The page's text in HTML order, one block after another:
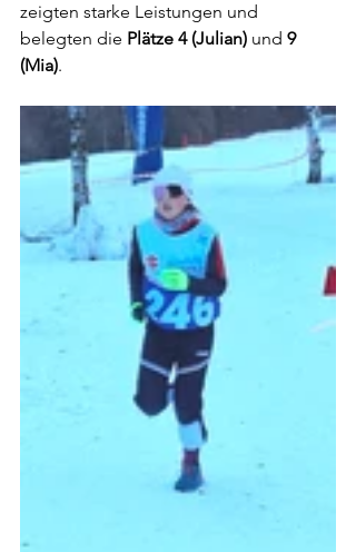
zeigten starke Leistungen und
belegten die Plätze 4 (Julian) und 9
(Mia).